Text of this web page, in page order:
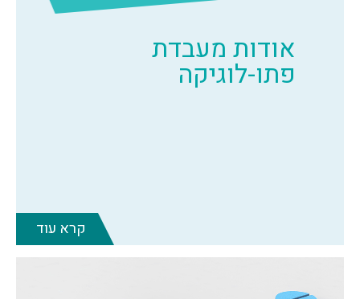
אודות מעבדת
פתו-לוגיקה
קרא עוד